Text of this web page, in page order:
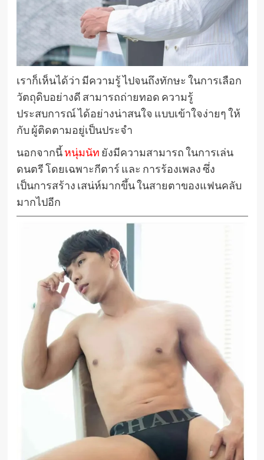
เราก็เห็นได้ว่า มีความรู้ ไปจนถึงทักษะ ในการเลือก
วัตถุดิบอย่างดี สามารถถ่ายทอด ความรู้
ประสบการณ์ ได้อย่างน่าสนใจ แบบเข้าใจง่ายๆ ให้
กับ ผู้ติดตามอยู่เป็นประจำ
นอกจากนี้หนุ่มนัท ยังมีความสามารถ ในการเล่น
ดนตรี โดยเฉพาะกีตาร์ และ การร้องเพลง ซึ่ง
เป็นการสร้าง เสน่ห์มากขึ้น ในสายตาของแฟนคลับ
มากไปอีก